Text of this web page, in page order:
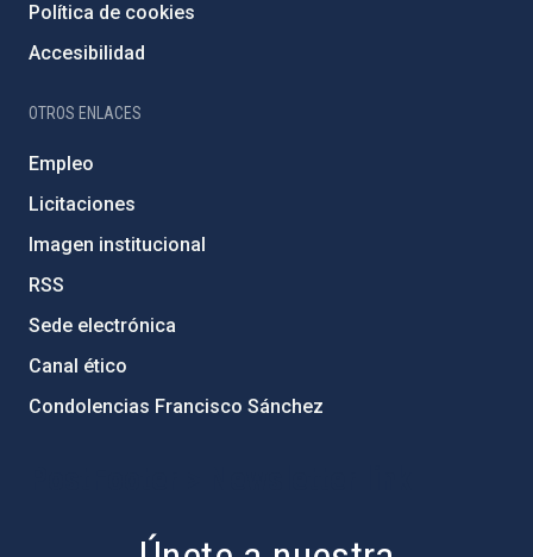
Política de cookies
Accesibilidad
OTROS ENLACES
Empleo
Licitaciones
Imagen institucional
RSS
Sede electrónica
Canal ético
Condolencias Francisco Sánchez